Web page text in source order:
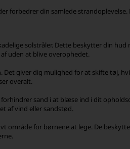
forbedrer din samlede
solstråler. Dette beskytter din
uden at blive overophedet.
giver dig mulighed for at skifte tøj,
overalt.
sand i at blæse ind i dit
af vind eller sandstød.
område for børnene at lege. De